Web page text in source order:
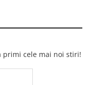
primi cele mai noi stiri!